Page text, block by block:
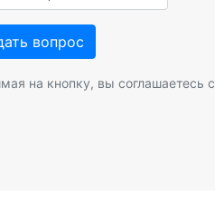
на кнопку, вы соглашаетесь с